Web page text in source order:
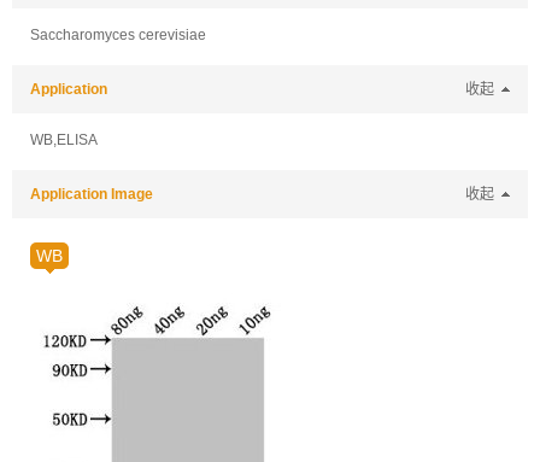
Saccharomyces cerevisiae
Application 收起
WB,ELISA
Application Image 收起
WB